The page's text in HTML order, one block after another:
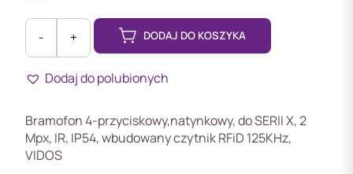
-
S11-
4
4-
przyciskowy,
SERII
+ DODAJ DO KOSZYKA
Dodaj do polubionych
Bramofon 4-przyciskowy,natynkowy, do SERII X, 2
Mpx, IR, IP54, wbudowany czytnik RFiD 125KHz,
VIDOS